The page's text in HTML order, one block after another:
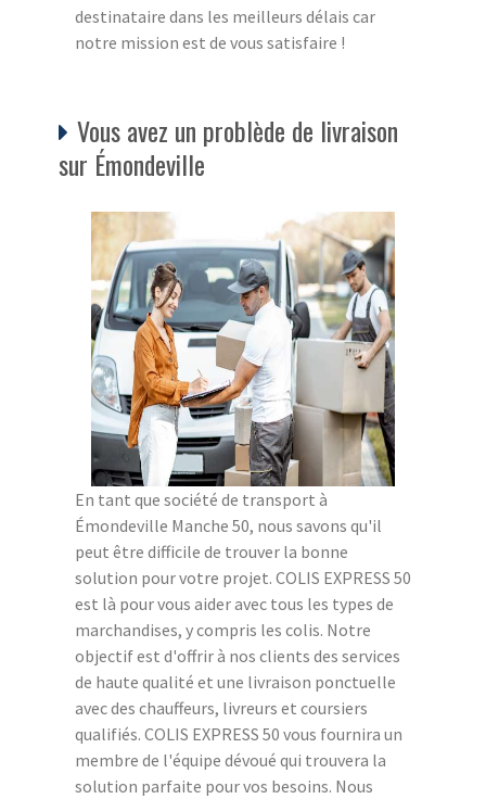
destinataire dans les meilleurs délais car
notre mission est de vous satisfaire !
Vous avez un problède de livraison
sur Émondeville
En tant que société de transport à
Émondeville Manche 50, nous savons qu'il
peut être difficile de trouver la bonne
solution pour votre projet. COLIS EXPRESS 50
est là pour vous aider avec tous les types de
marchandises, y compris les colis. Notre
objectif est d'offrir à nos clients des services
de haute qualité et une livraison ponctuelle
avec des chauffeurs, livreurs et coursiers
qualifiés. COLIS EXPRESS 50 vous fournira un
membre de l'équipe dévoué qui trouvera la
solution parfaite pour vos besoins. Nous